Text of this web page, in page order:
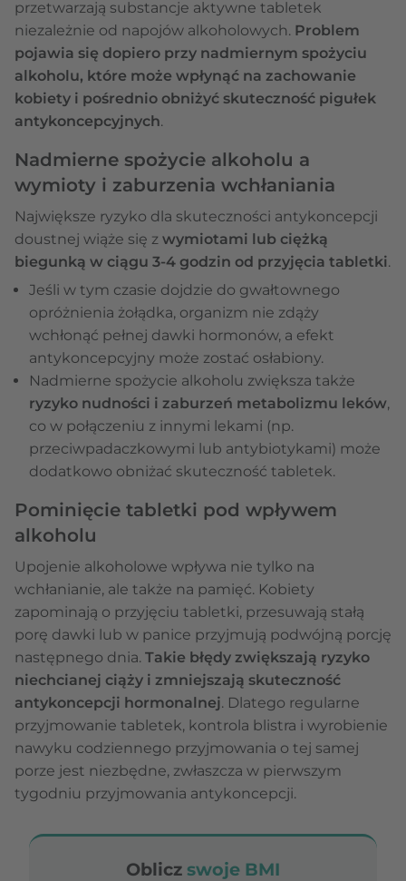
przetwarzają substancje aktywne tabletek
niezależnie od napojów alkoholowych. Problem
pojawia się dopiero przy nadmiernym spożyciu
alkoholu, które może wpłynąć na zachowanie
kobiety i pośrednio obniżyć skuteczność pigułek
antykoncepcyjnych.
Nadmierne spożycie alkoholu a
wymioty i zaburzenia wchłaniania
Największe ryzyko dla skuteczności antykoncepcji
doustnej wiąże się z wymiotami lub ciężką
biegunką w ciągu 3-4 godzin od przyjęcia tabletki.
Jeśli w tym czasie dojdzie do gwałtownego
opróżnienia żołądka, organizm nie zdąży
wchłonąć pełnej dawki hormonów, a efekt
antykoncepcyjny może zostać osłabiony.
Nadmierne spożycie alkoholu zwiększa także
ryzyko nudności i zaburzeń metabolizmu leków,
co w połączeniu z innymi lekami (np.
przeciwpadaczkowymi lub antybiotykami) może
dodatkowo obniżać skuteczność tabletek.
Pominięcie tabletki pod wpływem
alkoholu
Upojenie alkoholowe wpływa nie tylko na
wchłanianie, ale także na pamięć. Kobiety
zapominają o przyjęciu tabletki, przesuwają stałą
porę dawki lub w panice przyjmują podwójną porcję
następnego dnia. Takie błędy zwiększają ryzyko
niechcianej ciąży i zmniejszają skuteczność
antykoncepcji hormonalnej. Dlatego regularne
przyjmowanie tabletek, kontrola blistra i wyrobienie
nawyku codziennego przyjmowania o tej samej
porze jest niezbędne, zwłaszcza w pierwszym
tygodniu przyjmowania antykoncepcji.
Oblicz swoje BMI